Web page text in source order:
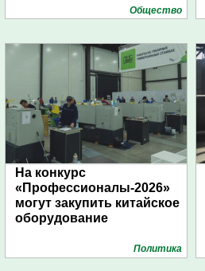
Общество
На конкурс
«Профессионалы-2026»
могут закупить китайское
оборудование
Политика